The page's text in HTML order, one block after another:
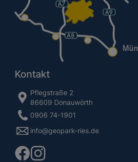
Kontakt
Pflegstraße 2
86609 Donauwörth
0906 74-1901
info@geopark-ries.de